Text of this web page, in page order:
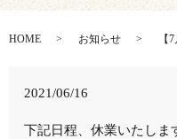
HOME お知らせ 【
2021/06/16
下記日程、休業いたしま